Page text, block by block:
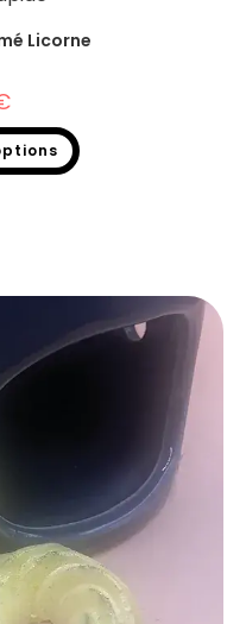
Licorne